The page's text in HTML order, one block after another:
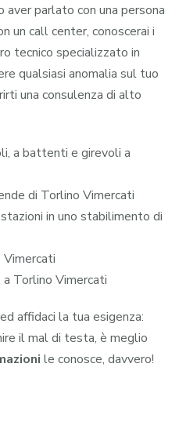
aver parlato con una persona
un call center, conoscerai i
tecnico specializzato in
qualsiasi anomalia sul tuo
una consulenza di alto
a battenti e girevoli a
di Torlino Vimercati
in uno stabilimento di
Vimercati
a Torlino Vimercati
ed affidaci la tua esigenza:
il mal di testa, è meglio
le conosce, davvero!